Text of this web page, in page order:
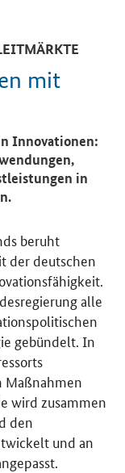
mit
Innovationen:
in
beruht
der deutschen
alle
gebündelt. In
Maßnahmen
wird zusammen
den
und an